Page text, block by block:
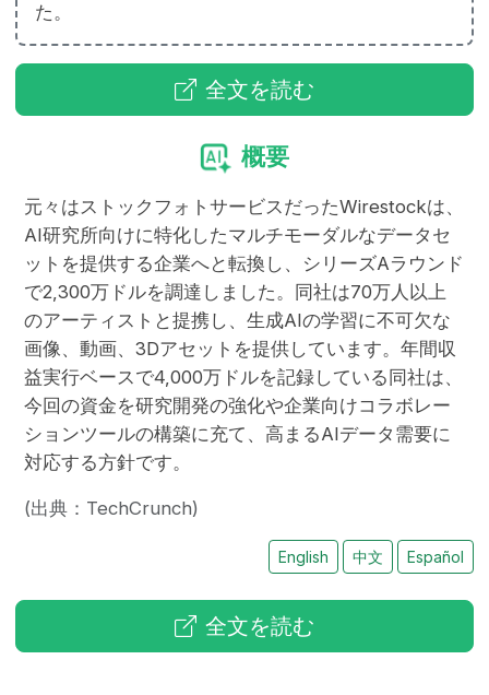
た。
全文を読む
概要
元々はストックフォトサービスだったWirestockは、
AI研究所向けに特化したマルチモーダルなデータセ
ットを提供する企業へと転換し、シリーズAラウンド
で2,300万ドルを調達しました。同社は70万人以上
のアーティストと提携し、生成AIの学習に不可欠な
画像、動画、3Dアセットを提供しています。年間収
益実行ベースで4,000万ドルを記録している同社は、
今回の資金を研究開発の強化や企業向けコラボレー
ションツールの構築に充て、高まるAIデータ需要に
対応する方針です。
(出典：TechCrunch)
English 中文 Español
全文を読む